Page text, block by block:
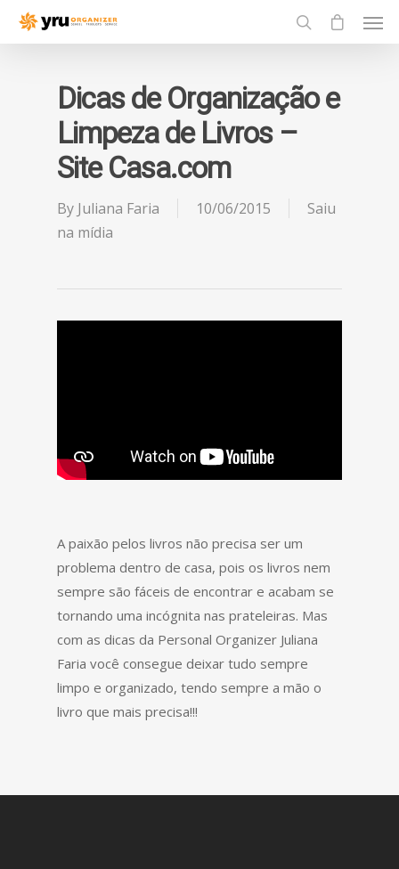
Dicas de Organização e
Limpeza de Livros –
Site Casa.com
By Juliana Faria 10/06/2015
Saiu
na mídia
A paixão pelos livros não precisa ser um
problema dentro de casa, pois os livros nem
sempre são fáceis de encontrar e acabam se
tornando uma incógnita nas prateleiras. Mas
com as dicas da Personal Organizer Juliana
Faria você consegue deixar tudo sempre
limpo e organizado, tendo sempre a mão o
livro que mais precisa!!!